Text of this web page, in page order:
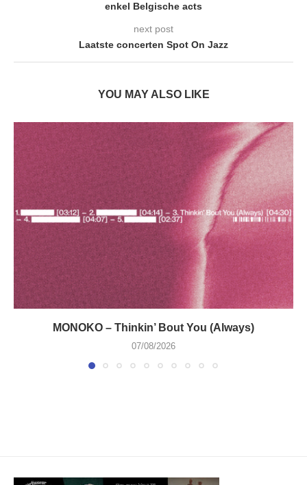
enkel Belgische acts
next post
Laatste concerten Spot On Jazz
YOU MAY ALSO LIKE
MONOKO – Thinkin’ Bout You (Always)
07/08/2026